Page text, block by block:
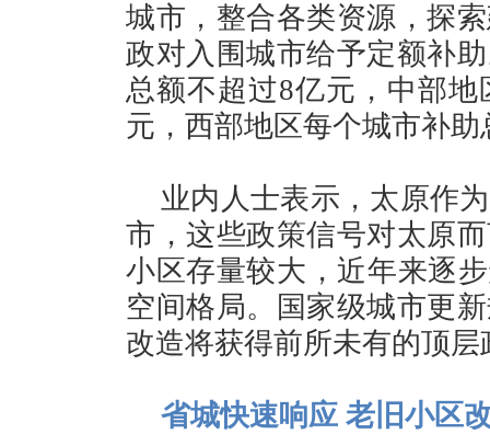
城市，整合各类资源，探
政对入围城市给予定额补
总额不超过8亿元，中部
元，西部地区每个城市补
业内人士表示，太原作
市，这些政策信号对太原
小区存量较大，近年来逐
空间格局。国家级城市更
改造将获得前所未有的顶层
省城快速响应 老旧小区